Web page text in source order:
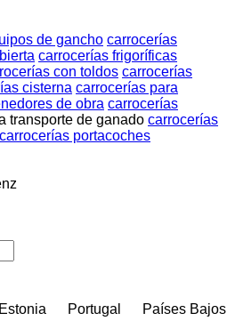
de gancho carrocerías
carrocerías frigoríficas
con toldos carrocerías
cisterna carrocerías para
de obra carrocerías
transporte de ganado carrocerías
carrocerías portacoches
Estonia Portugal
Países Bajos